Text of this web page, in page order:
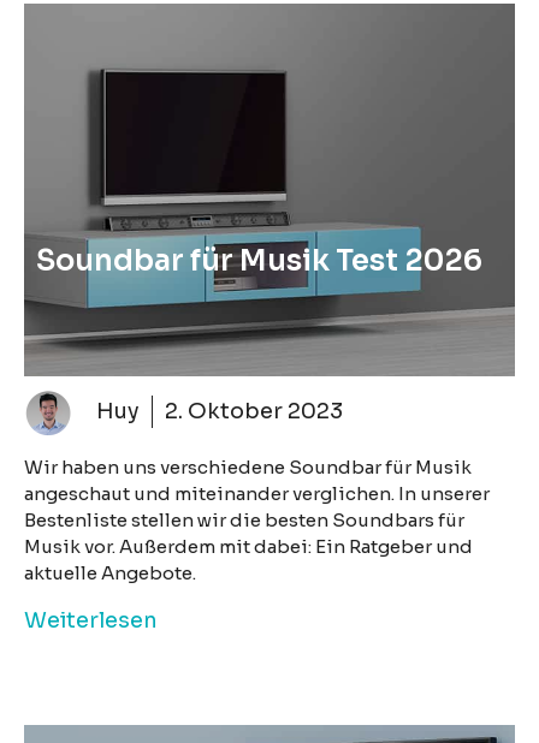
Soundbar für Musik Test 2026
Huy 2. Oktober 2023
Wir haben uns verschiedene Soundbar für Musik
angeschaut und miteinander verglichen. In unserer
Bestenliste stellen wir die besten Soundbars für
Musik vor. Außerdem mit dabei: Ein Ratgeber und
aktuelle Angebote.
Weiterlesen